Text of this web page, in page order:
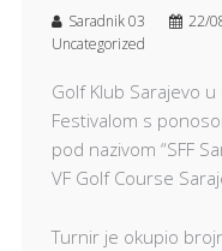
Saradnik 03 22/
Uncategorized
Golf Klub Sarajevo
Festivalom s
pod nazivom “SFF
VF Golf Course
Turnir je okupio